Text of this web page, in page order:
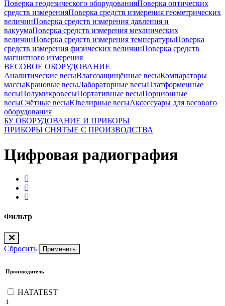
Поверка геодезического оборудованияПоверка оптических
средств измеренияПоверка средств измерения геометрических
величинПоверка средств измерения давления и
вакуумаПоверка средств измерения механических
величинПоверка средств измерения температурыПоверка
средств измерения физических величинПоверка средств
магнитного измерения
ВЕСОВОЕ ОБОРУДОВАНИЕ
Аналитические весыВлагозащищённые весыКомпараторы
массыКрановые весыЛабораторные весыПлатформенные
весыПолумикровесыПортативные весыПорционные
весыСчётные весыЮвелирные весыАксессуары для весового
оборудования
БУ ОБОРУДОВАНИЕ И ПРИБОРЫ
ПРИБОРЫ СНЯТЫЕ С ПРОИЗВОДСТВА
Цифровая радиография
Фильтр
Сбросить Применить
Производитель
HATATEST
1